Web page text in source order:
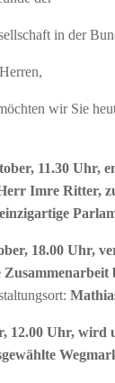
in der
wir Sie
11.30 Uhr,
Imre Ritter,
18.00 Uhr,
12.00 Uhr, wird